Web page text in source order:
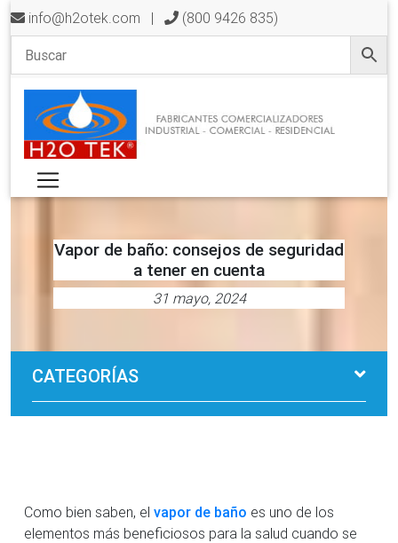
info@h2otek.com | (800 9426 835)
Vapor de baño: consejos de seguridad
a tener en cuenta
31 mayo, 2024
CATEGORÍAS
Como bien saben, el vapor de baño es uno de los
elementos más beneficiosos para la salud cuando se